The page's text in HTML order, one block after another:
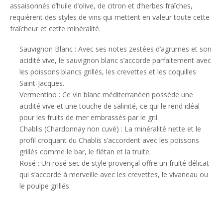
assaisonnés d’huile d’olive, de citron et d’herbes fraîches,
requièrent des styles de vins qui mettent en valeur toute cette
fraîcheur et cette minéralité.
Sauvignon Blanc : Avec ses notes zestées d’agrumes et son
acidité vive, le sauvignon blanc s’accorde parfaitement avec
les poissons blancs grillés, les crevettes et les coquilles
Saint-Jacques.
Vermentino : Ce vin blanc méditerranéen possède une
acidité vive et une touche de salinité, ce qui le rend idéal
pour les fruits de mer embrassés par le gril.
Chablis (Chardonnay non cuvé) : La minéralité nette et le
profil croquant du Chablis s’accordent avec les poissons
grillés comme le bar, le flétan et la truite.
Rosé : Un rosé sec de style provençal offre un fruité délicat
qui s’accorde à merveille avec les crevettes, le vivaneau ou
le poulpe grillés.